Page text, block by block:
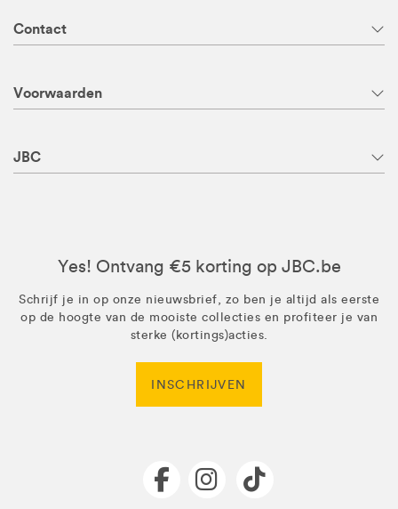
Contact
Voorwaarden
JBC
Yes! Ontvang €5 korting op JBC.be
Schrijf je in op onze nieuwsbrief, zo ben je altijd als eerste
op de hoogte van de mooiste collecties en profiteer je van
sterke (kortings)acties.
INSCHRIJVEN